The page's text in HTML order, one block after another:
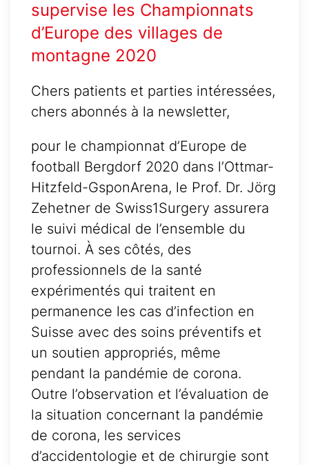
supervise les Championnats
d’Europe des villages de
montagne 2020
Chers patients et parties intéressées,
chers abonnés à la newsletter,
pour le championnat d’Europe de
football Bergdorf 2020 dans l’Ottmar-
Hitzfeld-GsponArena, le Prof. Dr. Jörg
Zehetner de Swiss1Surgery assurera
le suivi médical de l’ensemble du
tournoi. À ses côtés, des
professionnels de la santé
expérimentés qui traitent en
permanence les cas d’infection en
Suisse avec des soins préventifs et
un soutien appropriés, même
pendant la pandémie de corona.
Outre l’observation et l’évaluation de
la situation concernant la pandémie
de corona, les services
d’accidentologie et de chirurgie sont